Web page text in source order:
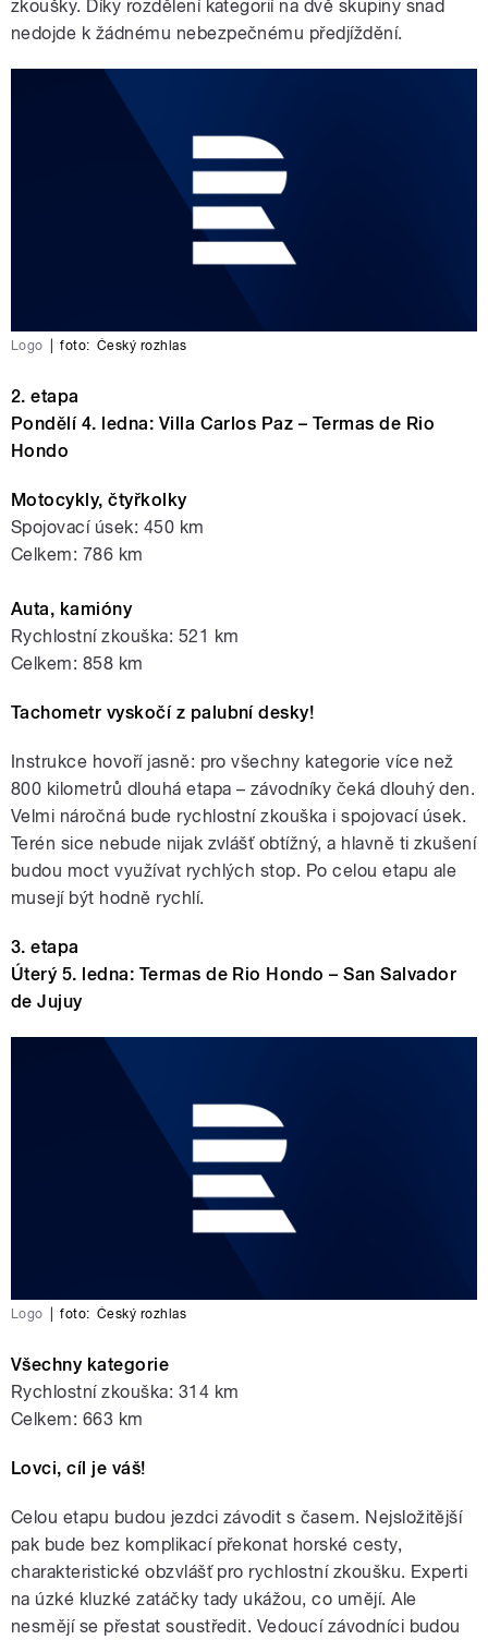
zkoušky. Díky rozdělení kategorií na dvě skupiny snad
nedojde k žádnému nebezpečnému předjíždění.
Logo foto: Český rozhlas
2. etapa
Pondělí 4. ledna: Villa Carlos Paz – Termas de Rio
Hondo
Motocykly, čtyřkolky
Spojovací úsek: 450 km
Celkem: 786 km
Auta, kamióny
Rychlostní zkouška: 521 km
Celkem: 858 km
Tachometr vyskočí z palubní desky!
Instrukce hovoří jasně: pro všechny kategorie více než
800 kilometrů dlouhá etapa – závodníky čeká dlouhý den.
Velmi náročná bude rychlostní zkouška i spojovací úsek.
Terén sice nebude nijak zvlášť obtížný, a hlavně ti zkušení
budou moct využívat rychlých stop. Po celou etapu ale
musejí být hodně rychlí.
3. etapa
Úterý 5. ledna: Termas de Rio Hondo – San Salvador
de Jujuy
Logo foto: Český rozhlas
Všechny kategorie
Rychlostní zkouška: 314 km
Celkem: 663 km
Lovci, cíl je váš!
Celou etapu budou jezdci závodit s časem. Nejsložitější
pak bude bez komplikací překonat horské cesty,
charakteristické obzvlášť pro rychlostní zkoušku. Experti
na úzké kluzké zatáčky tady ukážou, co umějí. Ale
nesmějí se přestat soustředit. Vedoucí závodníci budou